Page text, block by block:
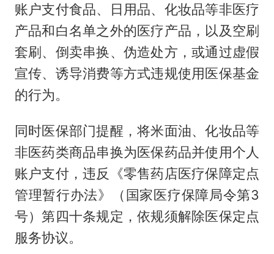
账户支付食品、日用品、化妆品等非医疗
产品和白名单之外的医疗产品，以及空刷
套刷、倒卖串换、伪造处方，或通过虚假
宣传、诱导消费等方式违规使用医保基金
的行为。
同时医保部门提醒，将米面油、化妆品等
非医药类商品串换为医保药品并使用个人
账户支付，违反《零售药店医疗保障定点
管理暂行办法》（国家医疗保障局令第3
号）第四十条规定，依规须解除医保定点
服务协议。